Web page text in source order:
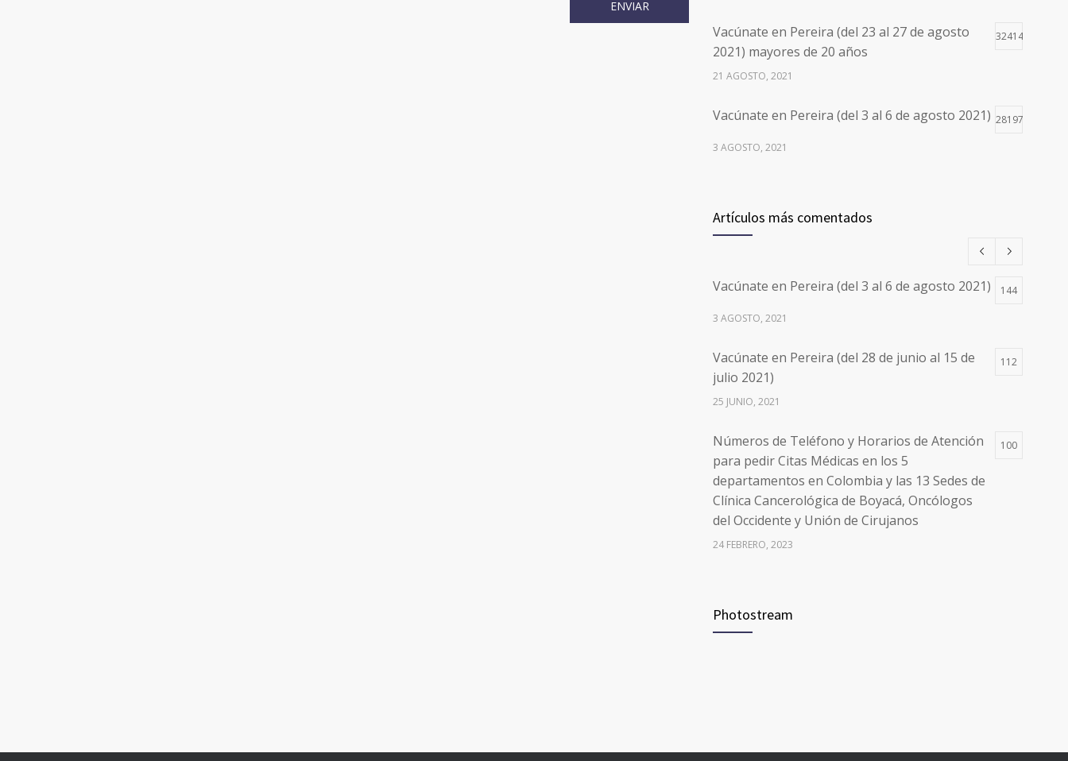
Vacúnate en Pereira (del 23 al 27 de agosto
2021) mayores de 20 años
32414
21 AGOSTO, 2021
Vacúnate en Pereira (del 3 al 6 de agosto 2021) 28197
3 AGOSTO, 2021
2021) mayores de 20 años
para pedir Citas Médicas en los 5
del Occidente y Unión de Cirujanos
24 FEBRERO, 2023
Artículos más comentados
Vacúnate en Pereira (del 3 al 6 de agosto 2021) 144
3 AGOSTO, 2021
Vacúnate en Pereira (del 28 de junio al 15 de
julio 2021)
112
25 JUNIO, 2021
Números de Teléfono y Horarios de Atención
para pedir Citas Médicas en los 5
departamentos en Colombia y las 13 Sedes de
Clínica Cancerológica de Boyacá, Oncólogos
del Occidente y Unión de Cirujanos
100
24 FEBRERO, 2023
3 JUNIO, 2021
Photostream